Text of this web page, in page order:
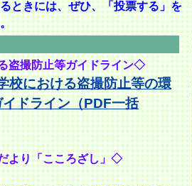
ときには、ぜひ、「投票する」を
盗撮防止等ガイドライン◇
校における盗撮防止等の環
ドライン（PDF一括
より「こころざし」◇